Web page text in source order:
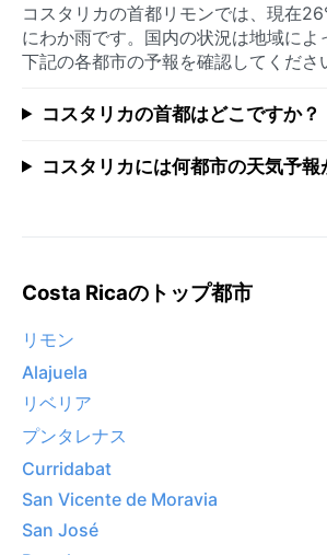
コスタリカの首都リモンでは、現在
にわか雨です。国内の状況は地域によ
下記の各都市の予報を確認してくださ
コスタリカの首都はどこですか？
コスタリカには何都市の天気予報
Costa Ricaのトップ都市
リモン
Alajuela
リベリア
プンタレナス
Curridabat
San Vicente de Moravia
San José